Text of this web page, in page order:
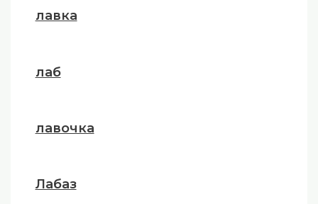
лавка
лаб
лавочка
Лабаз